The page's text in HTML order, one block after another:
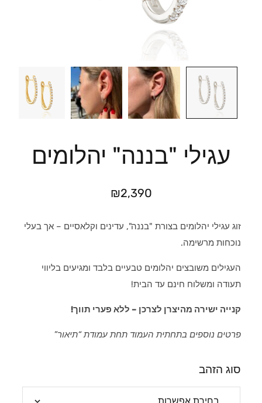
עגילי "בננה" יהלומים
₪2,390
זוג עגילי יהלומים בצורת "בננה", עדינים וקלאסיים – אך בעלי
נוכחות מרשימה.
העגילים משובצים יהלומים טבעיים בלבד ומגיעים בליווי
תעודה ומשלוח חינם עד הבית!
קנייה ישירה מהיצרן לצרכן – ללא פערי תווך!
פרטים נוספים בתחתית העמוד תחת עמודת “תיאור”
סוג הזהב